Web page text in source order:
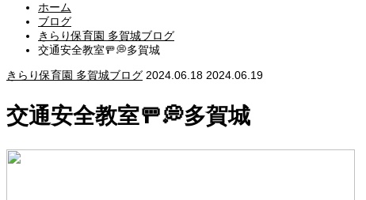
ホーム
ブログ
きらり保育園 多賀城ブログ
交通安全教室🚥💭多賀城
きらり保育園 多賀城ブログ 2024.06.18 2024.06.19
交通安全教室🚥💭多賀城